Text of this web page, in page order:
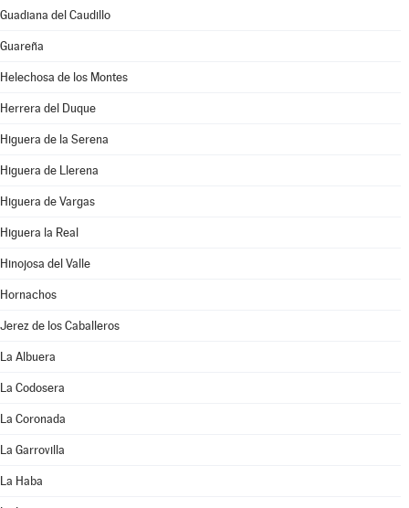
Guadiana del Caudillo
Guareña
Helechosa de los Montes
Herrera del Duque
Higuera de la Serena
Higuera de Llerena
Higuera de Vargas
Higuera la Real
Hinojosa del Valle
Hornachos
Jerez de los Caballeros
La Albuera
La Codosera
La Coronada
La Garrovilla
La Haba